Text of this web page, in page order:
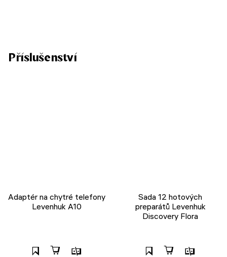
Příslušenství
Adaptér na chytré telefony
Levenhuk A10
Sada 12 hotových
preparátů Levenhuk
Discovery Flora